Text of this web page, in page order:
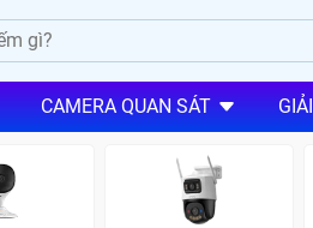
CAMERA QUAN SÁT